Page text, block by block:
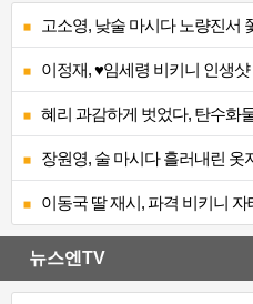
고소영, 낮술 마시다 노량진서
이정재, ♥임세령 비키니 인생
혜리 과감하게 벗었다, 탄수화
장원영, 술 마시다 흘러내린
이동국 딸 재시, 파격 비키니
뉴스엔TV